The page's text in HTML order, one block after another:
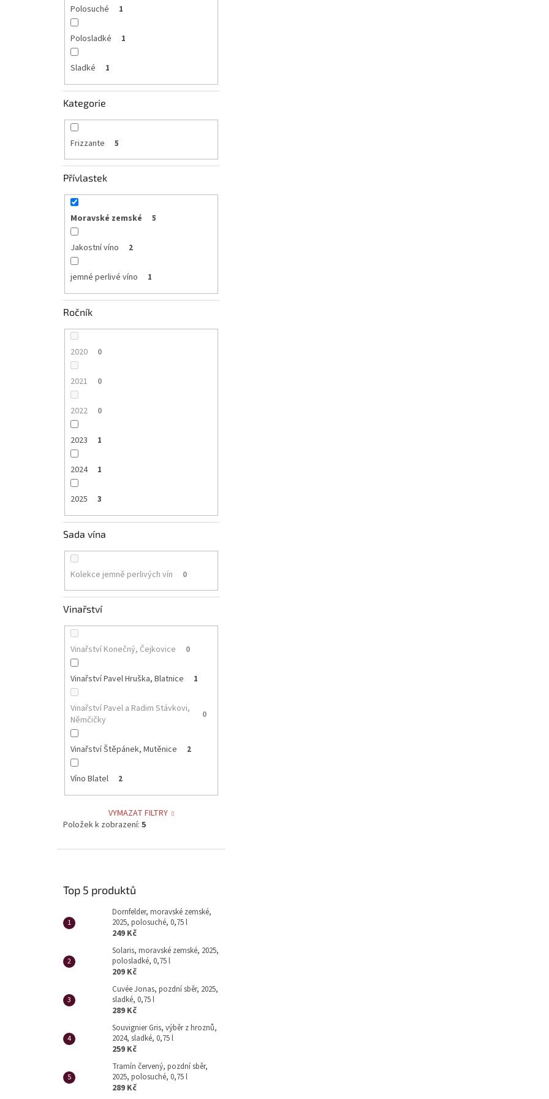
Polosuché 1
Polosladké 1
Sladké 1
Kategorie
Frizzante 5
Přívlastek
Moravské zemské 5
Jakostní víno 2
jemné perlivé víno 1
Ročník
2020 0
2021 0
2022 0
2023 1
2024 1
2025 3
Sada vína
Kolekce jemně perlivých vín 0
Vinařství
Vinařství Konečný, Čejkovice 0
Vinařství Pavel Hruška, Blatnice 1
Vinařství Pavel a Radim Stávkovi,
Němčičky
0
Vinařství Štěpánek, Mutěnice 2
Víno Blatel 2
VYMAZAT FILTRY
Položek k zobrazení: 5
Top 5 produktů
Dornfelder, moravské zemské,
2025, polosuché, 0,75 l
249 Kč
Solaris, moravské zemské, 2025,
polosladké, 0,75 l
209 Kč
Cuvée Jonas, pozdní sběr, 2025,
sladké, 0,75 l
289 Kč
Souvignier Gris, výběr z hroznů,
2024, sladké, 0,75 l
259 Kč
Tramín červený, pozdní sběr,
2025, polosuché, 0,75 l
289 Kč